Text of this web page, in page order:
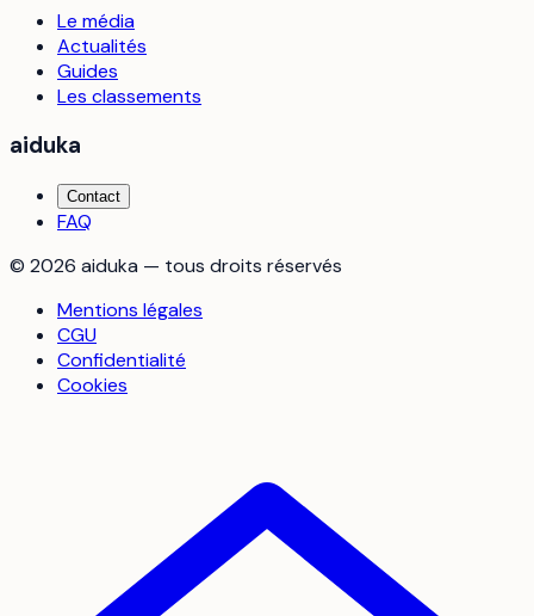
Le média
Actualités
Guides
Les classements
aiduka
Contact
FAQ
© 2026 aiduka — tous droits réservés
Mentions légales
CGU
Confidentialité
Cookies